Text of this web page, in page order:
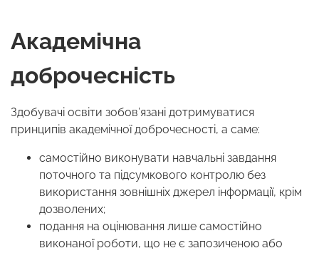
Академічна
доброчесність
Здобувачі освіти зобов’язані дотримуватися
принципів академічної доброчесності, а саме:
самостійно виконувати навчальні завдання
поточного та підсумкового контролю без
використання зовнішніх джерел інформації, крім
дозволених;
подання на оцінювання лише самостійно
виконаної роботи, що не є запозиченою або